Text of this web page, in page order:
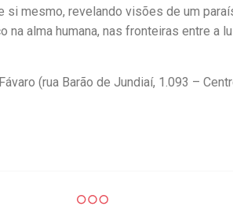
si mesmo, revelando visões de um
alma humana, nas fronteiras entre a
(rua Barão de Jundiaí, 1.093 –